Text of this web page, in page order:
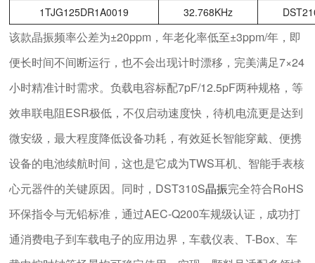
1TJG125DR1A0019
32.768KHz
该款晶振频率公差为±20ppm，年老化率低至±3ppm/年，即
便长时间不间断运行，也不会出现计时漂移，完美满足7×24
小时精准计时需求。负载电容标配7pF/12.5pF两种规格，等
效串联电阻ESR极低，不仅启动速度快，待机电流更是达到
微安级，最大程度降低设备功耗，有效延长智能穿戴、便携
设备的电池续航时间，这也是它成为TWS耳机、智能手表核
心元器件的关键原因。同时，DST310S晶振完全符合RoHS
环保指令与无铅标准，通过AEC-Q200车规级认证，成功打
通消费电子到车载电子的应用边界，车载仪表、T-Box、车